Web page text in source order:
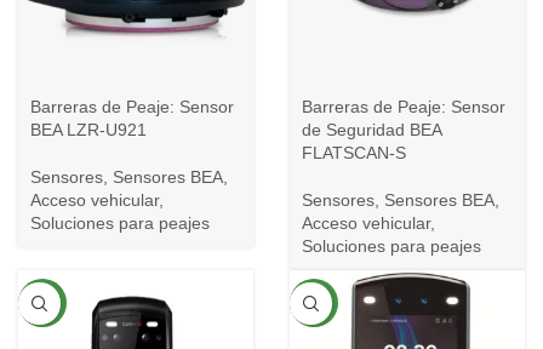
Barreras de Peaje: Sensor
BEA LZR-U921
Sensores, Sensores BEA,
Acceso vehicular,
Soluciones para peajes
Barreras de Peaje: Sensor
de Seguridad BEA
FLATSCAN-S
Sensores, Sensores BEA,
Acceso vehicular,
Soluciones para peajes
NEW NEW